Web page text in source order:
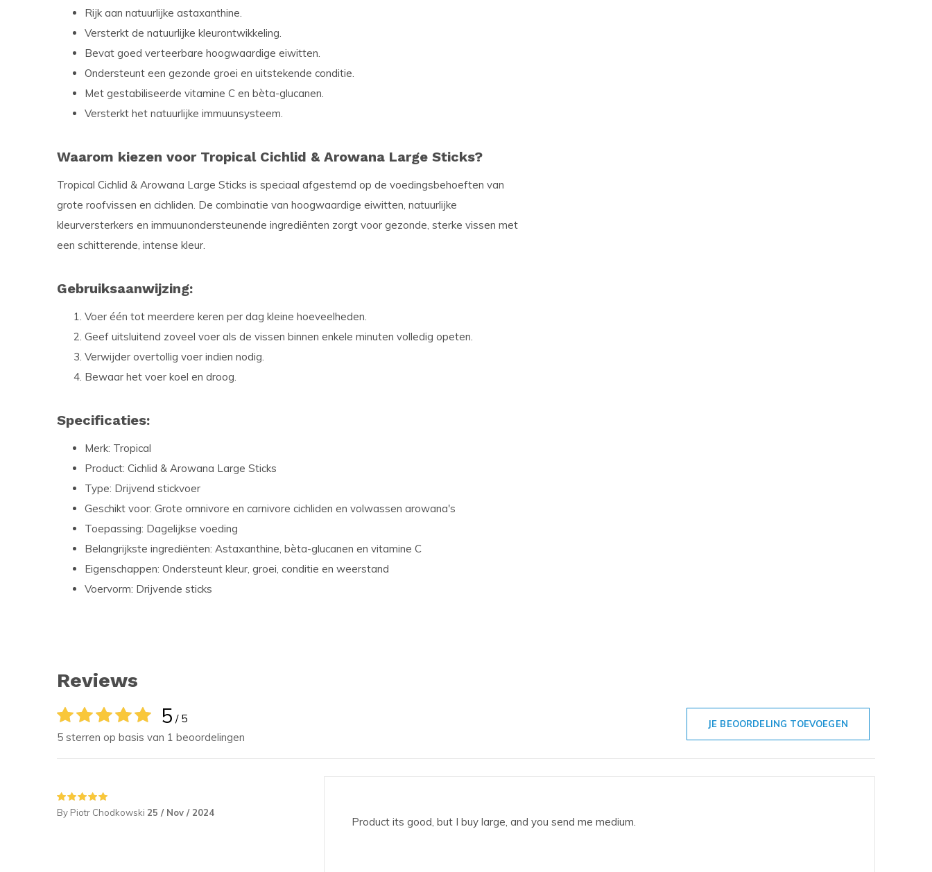
Rijk aan natuurlijke astaxanthine.
Versterkt de natuurlijke kleurontwikkeling.
Bevat goed verteerbare hoogwaardige eiwitten.
Ondersteunt een gezonde groei en uitstekende conditie.
Met gestabiliseerde vitamine C en bèta-glucanen.
Versterkt het natuurlijke immuunsysteem.
Waarom kiezen voor Tropical Cichlid & Arowana Large Sticks?
Tropical Cichlid & Arowana Large Sticks is speciaal afgestemd op de voedingsbehoeften van
grote roofvissen en cichliden. De combinatie van hoogwaardige eiwitten, natuurlijke
kleurversterkers en immuunondersteunende ingrediënten zorgt voor gezonde, sterke vissen met
een schitterende, intense kleur.
Gebruiksaanwijzing:
Voer één tot meerdere keren per dag kleine hoeveelheden.
Geef uitsluitend zoveel voer als de vissen binnen enkele minuten volledig opeten.
Verwijder overtollig voer indien nodig.
Bewaar het voer koel en droog.
Specificaties:
Merk: Tropical
Product: Cichlid & Arowana Large Sticks
Type: Drijvend stickvoer
Geschikt voor: Grote omnivore en carnivore cichliden en volwassen arowana's
Toepassing: Dagelijkse voeding
Belangrijkste ingrediënten: Astaxanthine, bèta-glucanen en vitamine C
Eigenschappen: Ondersteunt kleur, groei, conditie en weerstand
Voervorm: Drijvende sticks
Reviews
5 / 5
5 sterren op basis van 1 beoordelingen
JE BEOORDELING TOEVOEGEN
By Piotr Chodkowski 25 / Nov / 2024
Product its good, but I buy large, and you send me medium.